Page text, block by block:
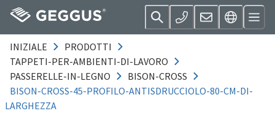
INIZIALE
PRODOTTI
TAPPETI-PER-AMBIENTI-DI-LAVORO
PASSERELLE-IN-LEGNO
BISON-CROSS
BISON-CROSS-45-PROFILO-ANTISDRUCCIOLO-80-CM-DI-
LARGHEZZA